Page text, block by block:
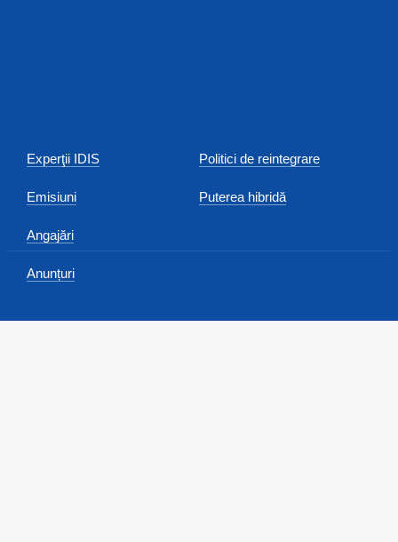
Experţii IDIS
Emisiuni
Angajări
Anunțuri
Politici de reintegrare
Puterea hibridă